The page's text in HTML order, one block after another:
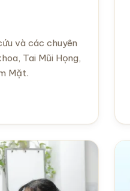
và các chuyên
Tai Mũi Họng,
Mặt.